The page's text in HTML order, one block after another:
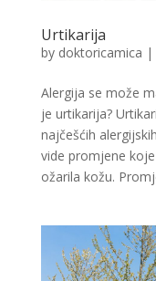
Urtikarija
by doktoricamica |
Alergija se može
je urtikarija?
najčešćih
vide promjene
ožarila kožu.